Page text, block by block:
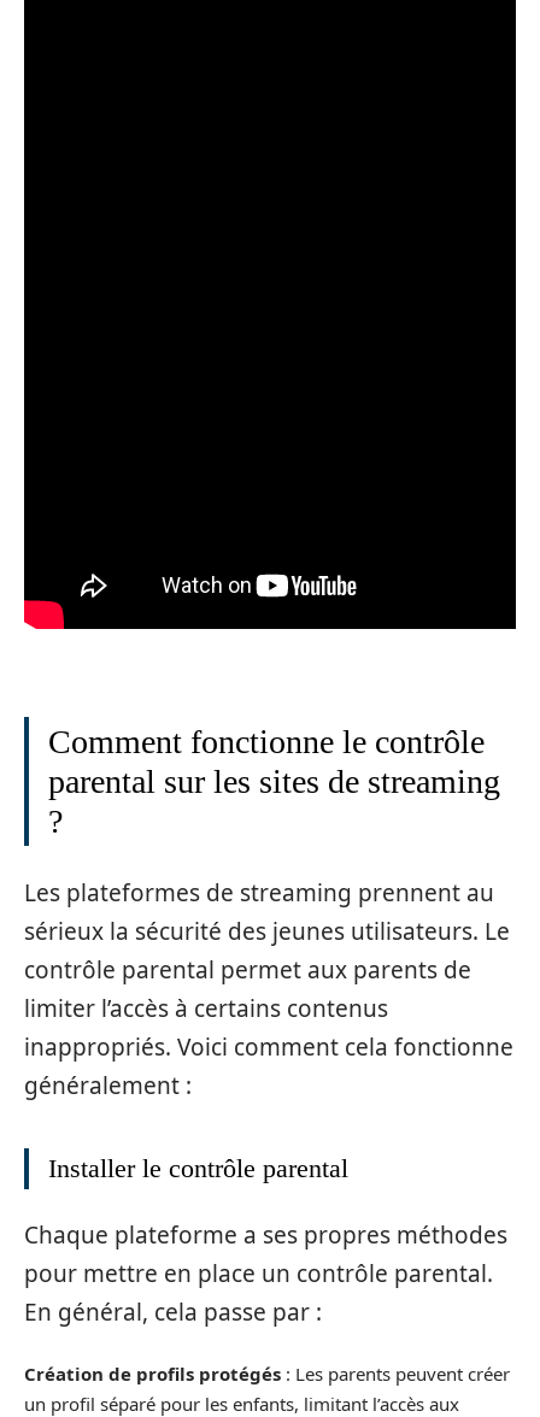
Comment fonctionne le contrôle
parental sur les sites de streaming
?
Les plateformes de streaming prennent au
sérieux la sécurité des jeunes utilisateurs. Le
contrôle parental permet aux parents de
limiter l’accès à certains contenus
inappropriés. Voici comment cela fonctionne
généralement :
Installer le contrôle parental
Chaque plateforme a ses propres méthodes
pour mettre en place un contrôle parental.
En général, cela passe par :
Création de profils protégés : Les parents peuvent créer
un profil séparé pour les enfants, limitant l’accès aux